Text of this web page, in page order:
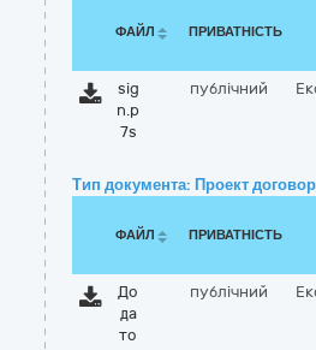
ФАЙЛ ПРИВАТНІСТЬ
sig
n.p
7s
публічний
Тип документа: Проект
ФАЙЛ ПРИВАТНІСТЬ
До
да
то
публічний